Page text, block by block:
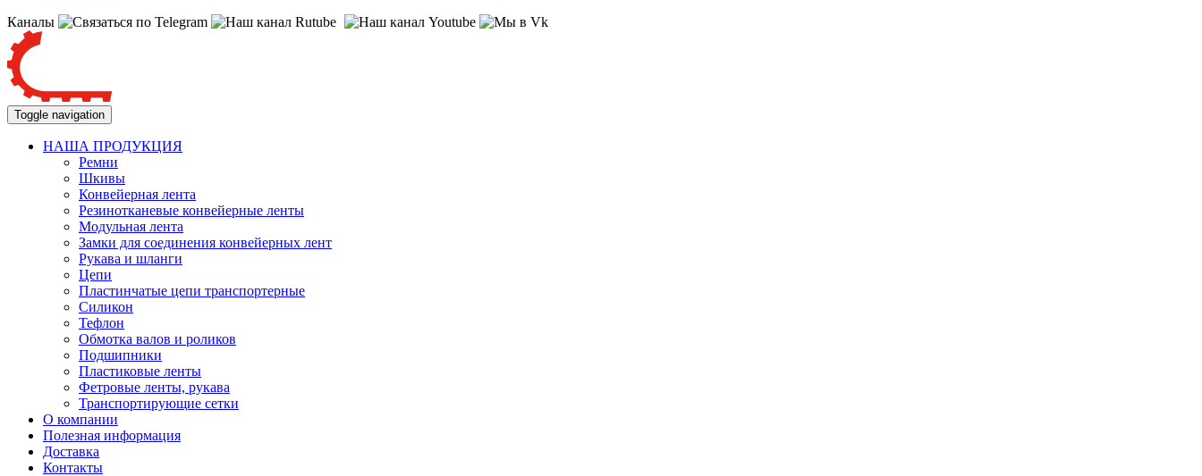
Каналы
Toggle navigation
НАША ПРОДУКЦИЯ
Ремни
Шкивы
Конвейерная лента
Резинотканевые конвейерные ленты
Модульная лента
Замки для соединения конвейерных лент
Рукава и шланги
Цепи
Пластинчатые цепи транспортерные
Силикон
Тефлон
Обмотка валов и роликов
Подшипники
Пластиковые ленты
Фетровые ленты, рукава
Транспортирующие сетки
О компании
Полезная информация
Доставка
Контакты